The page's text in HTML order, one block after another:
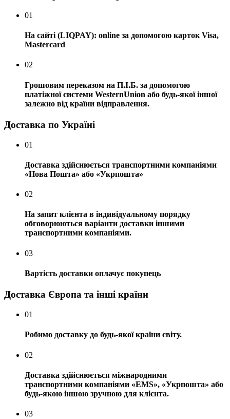
01
На сайті (LIQPAY): online за допомогою карток Visa,
Mastercard
02
Грошовим переказом на П.І.Б. за допомогою
платіжної системи WesternUnion або будь-якої іншої
залежно від країни відправлення.
Доставка по Україні
01
Доставка здійснюється транспортними компаніями
«Нова Пошта» або «Укрпошта»
02
На запит клієнта в індивідуальному порядку
обговорюються варіанти доставки іншими
транспортними компаніями.
03
Вартість доставки оплачує покупець
Доставка Європа та інші країни
01
Робимо доставку до будь-якої країни світу.
02
Доставка здійснюється міжнародними
транспортними компаніями «EMS», «Укрпошта» або
будь-якою іншою зручною для клієнта.
03